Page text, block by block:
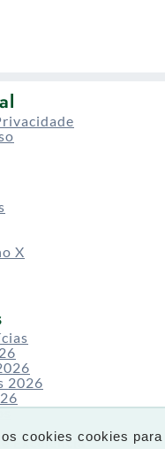
cookies cookies
X
2026
Excelência